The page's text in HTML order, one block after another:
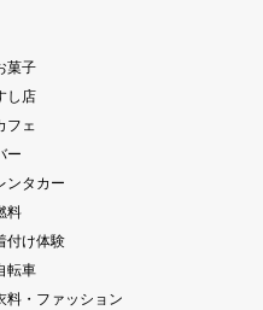
菓子
し店
フェ
ー
ンタカー
料
付け体験
転車
料・ファッション